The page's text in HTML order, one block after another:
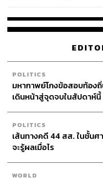
THE
POLITICS
มหากาพย์โกงข้อสอบท้อง
เดินหน้าสู่จุดจบในสัปดาห์นี้
POLITICS
เส้นทางคดี 44 สส. ในชั้นศ
จะรู้ผลเมื่อไร
WORLD